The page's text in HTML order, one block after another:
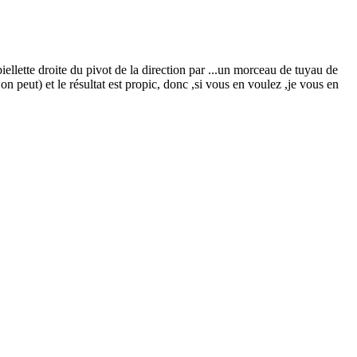
droite du pivot de la direction par ...un morceau de tuyau de
peut) et le résultat est propic, donc ,si vous en voulez ,je vous en